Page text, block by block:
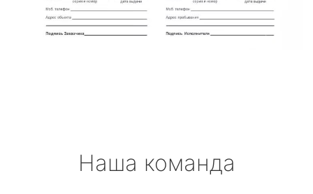
Наша команда